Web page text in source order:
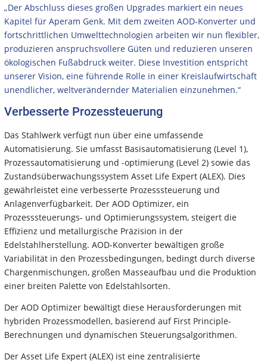
„Der Abschluss dieses großen Upgrades markiert ein neues
Kapitel für Aperam Genk. Mit dem zweiten AOD-Konverter und
fortschrittlichen Umwelttechnologien arbeiten wir nun flexibler,
produzieren anspruchsvollere Güten und reduzieren unseren
ökologischen Fußabdruck weiter. Diese Investition entspricht
unserer Vision, eine führende Rolle in einer Kreislaufwirtschaft
unendlicher, weltverändernder Materialien einzunehmen.“
Verbesserte Prozessteuerung
Das Stahlwerk verfügt nun über eine umfassende
Automatisierung. Sie umfasst Basisautomatisierung (Level 1),
Prozessautomatisierung und -optimierung (Level 2) sowie das
Zustandsüberwachungssystem Asset Life Expert (ALEX). Dies
gewährleistet eine verbesserte Prozesssteuerung und
Anlagenverfügbarkeit. Der AOD Optimizer, ein
Prozesssteuerungs- und Optimierungssystem, steigert die
Effizienz und metallurgische Präzision in der
Edelstahlherstellung. AOD-Konverter bewältigen große
Variabilität in den Prozessbedingungen, bedingt durch diverse
Chargenmischungen, großen Masseaufbau und die Produktion
einer breiten Palette von Edelstahlsorten.
Der AOD Optimizer bewältigt diese Herausforderungen mit
hybriden Prozessmodellen, basierend auf First Principle-
Berechnungen und dynamischen Steuerungsalgorithmen.
Der Asset Life Expert (ALEX) ist eine zentralisierte